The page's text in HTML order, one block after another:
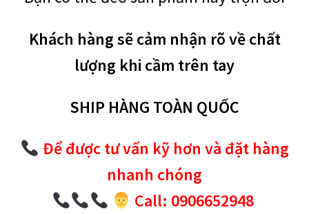
Khách hàng sẽ cảm nhận rõ về chất
lượng khi cầm trên tay
SHIP HÀNG TOÀN QUỐC
Để được tư vấn kỹ hơn và đặt hàng
nhanh chóng
Call: 0906652948